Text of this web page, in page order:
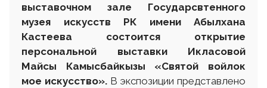
выставочном зале Государсвтенного
музея искусств РК имени Абылхана
Кастеева состоится открытие
персональной выставки Икласовой
Майсы Камысбайкызы «Святой войлок
мое искусство». В экспозиции представлено